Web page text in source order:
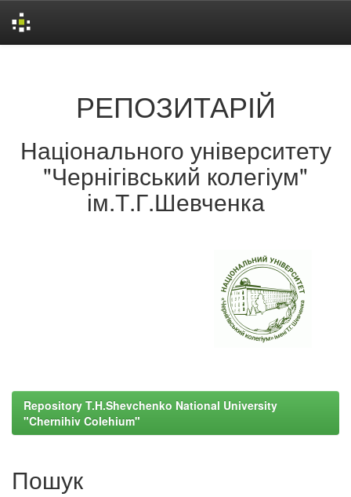
РЕПОЗИТАРІЙ
Національного університету
"Чернігівський колегіум"
ім.Т.Г.Шевченка
Repository T.H.Shevchenko National University
"Chernihiv Colehium"
Пошук